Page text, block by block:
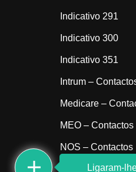
Indicativo 291
Indicativo 300
Indicativo 351
Intrum –
Medicare –
MEO – Contactos
NOS – Contactos
Sem indicativo
Ligaram-